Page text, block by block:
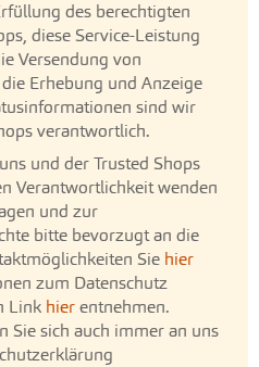
des berechtigten
diese Service-Leistung
Versendung von
Erhebung und Anzeige
sind wir
verantwortlich.
und der Trusted Shops
Verantwortlichkeit wenden
und zur
bitte bevorzugt an die
Sie hier
zum Datenschutz
Link hier entnehmen.
Sie sich auch immer an uns